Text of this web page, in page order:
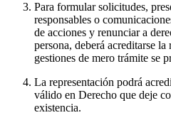
Para formular solicitudes,
responsables o
de acciones y renunciar a
persona, deberá acreditarse
gestiones de mero trámite se
La representación podrá
válido en Derecho que deje
existencia.